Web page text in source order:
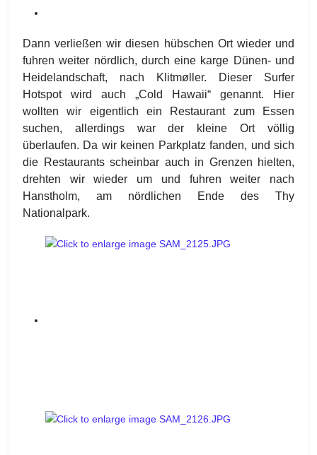
Dann verließen wir diesen hübschen Ort wieder und
fuhren weiter nördlich, durch eine karge Dünen- und
Heidelandschaft, nach Klitmøller. Dieser Surfer
Hotspot wird auch „Cold Hawaii“ genannt. Hier
wollten wir eigentlich ein Restaurant zum Essen
suchen, allerdings war der kleine Ort völlig
überlaufen. Da wir keinen Parkplatz fanden, und sich
die Restaurants scheinbar auch in Grenzen hielten,
drehten wir wieder um und fuhren weiter nach
Hanstholm, am nördlichen Ende des Thy
Nationalpark.